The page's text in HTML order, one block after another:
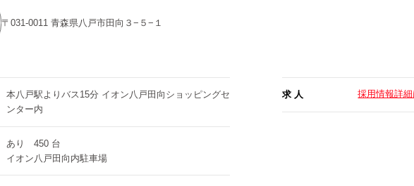
〒031-0011 青森県八戸市田向３−５−１
本八戸駅よりバス15分 イオン八戸田向ショッピングセ
ンター内
あり 450 台
イオン八戸田向内駐車場
求 人 採用情報詳